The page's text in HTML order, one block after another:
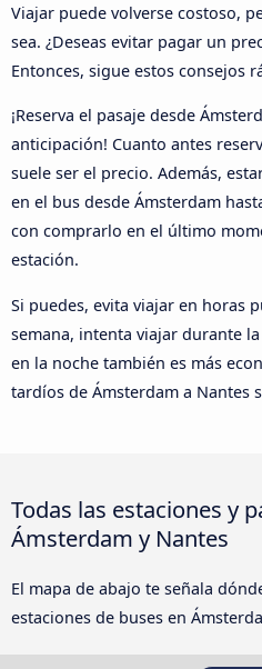
Viajar puede volverse costoso,
sea. ¿Deseas evitar pagar un
Entonces, sigue estos consejos
¡Reserva el pasaje desde
anticipación! Cuanto antes
suele ser el precio. Además,
en el bus desde Ámsterdam
con comprarlo en el último
estación.
Si puedes, evita viajar en horas
semana, intenta viajar durante
en la noche también es más
tardíos de Ámsterdam a Nantes
Todas las estaciones y
Ámsterdam y Nantes
El mapa de abajo te señala
estaciones de buses en